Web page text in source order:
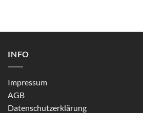
INFO
Impressum
AGB
Datenschutzerklärung